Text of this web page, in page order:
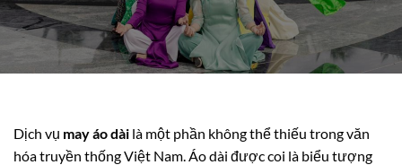
Dịch vụ may áo dài là một phần không thể thiếu trong văn
hóa truyền thống Việt Nam. Áo dài được coi là biểu tượng